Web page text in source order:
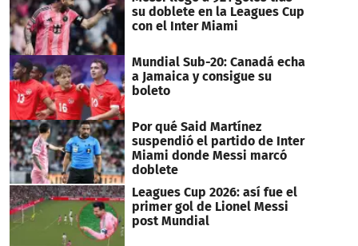
su doblete en la Leagues Cup
con el Inter Miami
Mundial Sub-20: Canadá echa
a Jamaica y consigue su
boleto
Por qué Said Martínez
suspendió el partido de Inter
Miami donde Messi marcó
doblete
Leagues Cup 2026: así fue el
primer gol de Lionel Messi
post Mundial